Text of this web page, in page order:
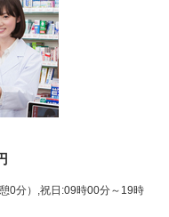
0分）,祝日:09時00分～19時